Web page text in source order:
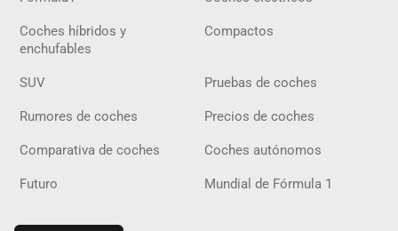
Coches híbridos y
enchufables
Compactos
SUV Pruebas de coches
Rumores de coches Precios de coches
Comparativa de coches Coches autónomos
Futuro Mundial de Fórmula 1